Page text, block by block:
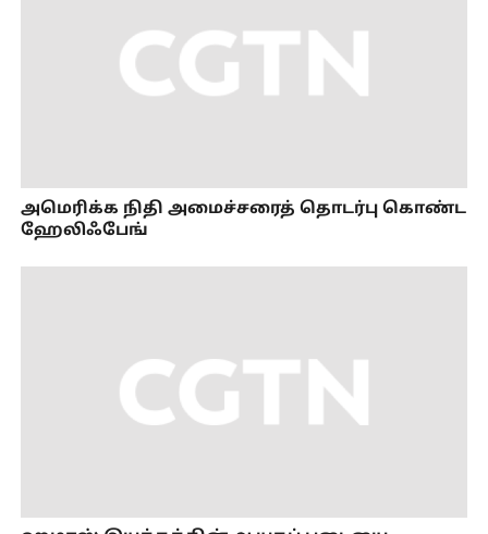
அமெரிக்க நிதி அமைச்சரைத் தொடர்பு கொண்ட
ஹேலிஃபேங்